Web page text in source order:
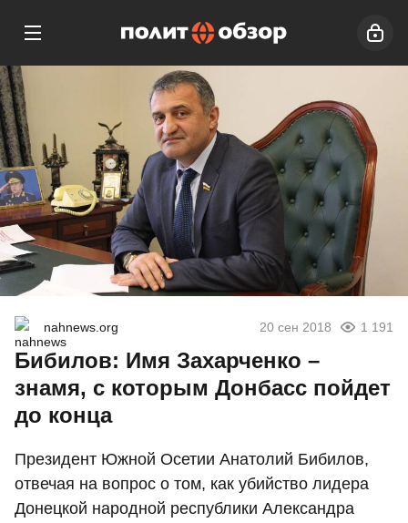
nahnews.org 20 сен 2018 1 191
Бибилов: Имя Захарченко –
знамя, с которым Донбасс пойдет
до конца
Президент Южной Осетии Анатолий Бибилов,
отвечая на вопрос о том, как убийство лидера
Донецкой народной республики Александра